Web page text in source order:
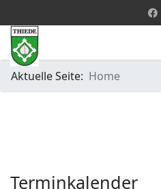
Aktuelle Seite: Home
Terminkalender